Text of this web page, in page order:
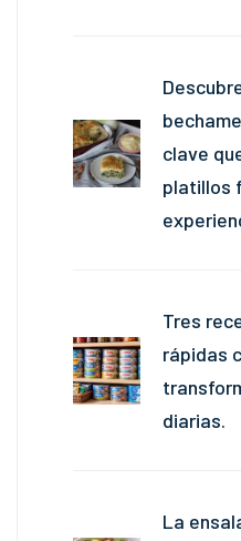
clave
platillos
Tres
rápidas
diarias.
La